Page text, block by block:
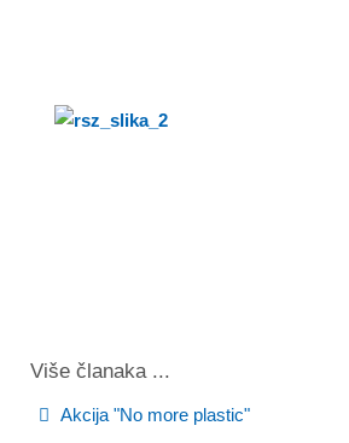
Više članaka ...
Akcija "No more plastic"